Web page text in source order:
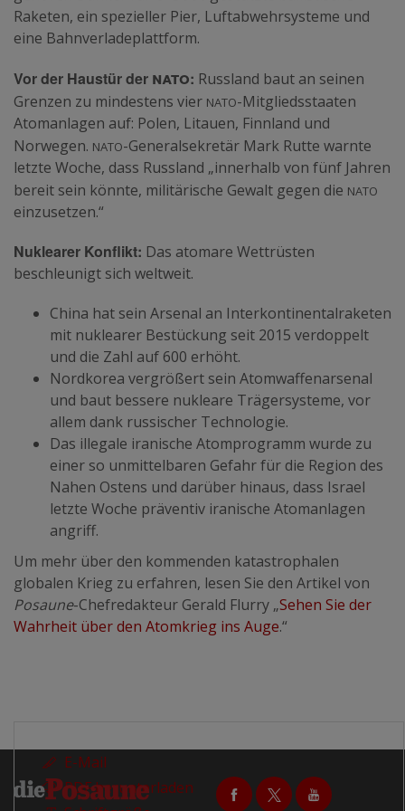
Raketen, ein spezieller Pier, Luftabwehrsysteme und
eine Bahnverladeplattform.
Vor der Haustür der nato: Russland baut an seinen
Grenzen zu mindestens vier nato-Mitgliedsstaaten
Atomanlagen auf: Polen, Litauen, Finnland und
Norwegen. nato-Generalsekretär Mark Rutte warnte
letzte Woche, dass Russland „innerhalb von fünf Jahren
bereit sein könnte, militärische Gewalt gegen die nato
einzusetzen.“
Nuklearer Konflikt: Das atomare Wettrüsten
beschleunigt sich weltweit.
China hat sein Arsenal an Interkontinentalraketen
mit nuklearer Bestückung seit 2015 verdoppelt
und die Zahl auf 600 erhöht.
Nordkorea vergrößert sein Atomwaffenarsenal
und baut bessere nukleare Trägersysteme, vor
allem dank russischer Technologie.
Das illegale iranische Atomprogramm wurde zu
einer so unmittelbaren Gefahr für die Region des
Nahen Ostens und darüber hinaus, dass Israel
letzte Woche präventiv iranische Atomanlagen
angriff.
Um mehr über den kommenden katastrophalen
globalen Krieg zu erfahren, lesen Sie den Artikel von
Posaune-Chefredakteur Gerald Flurry „Sehen Sie der
Wahrheit über den Atomkrieg ins Auge.“
E-Mail
PDF herunterladen